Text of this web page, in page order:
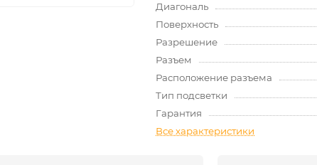
Диагональ
Поверхность
Разрешение
Разъем
Расположение разъема
Тип подсветки
Гарантия
Все характеристики